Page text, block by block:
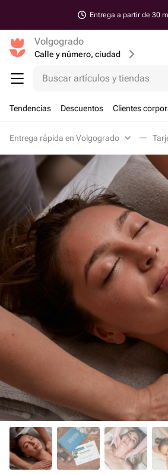
Entrega a partir de 30
Volgogrado
Calle y número, ciudad
Buscar artículos y tiendas
Tendencias Descuentos Clientes
Entrega rápida en Volgogrado